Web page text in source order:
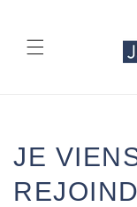
au
contenu
JE